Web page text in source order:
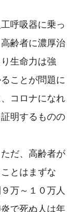
呼吸器に乗っ
齢者に濃厚治
生命力は強
ことが問題に
コロナになれ
明するものの
だ、高齢者が
とはまずな
万～１０万人
で死ぬ人は年